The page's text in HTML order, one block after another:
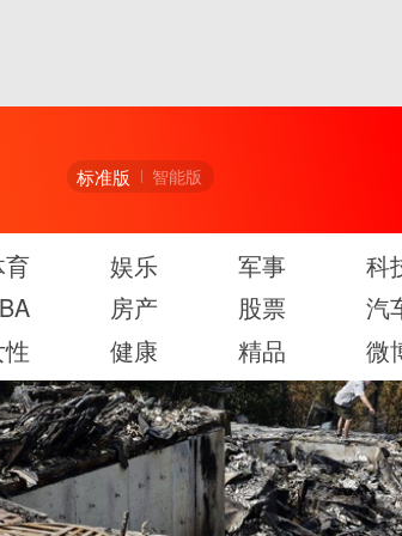
标准版 智能版
娱乐 军事
科
房产 股票
汽
健康 精品 微